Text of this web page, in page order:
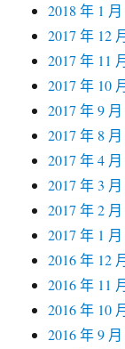
2018 年 1 月
2017 年 12
2017 年 11
2017 年 10
2017 年 9 月
2017 年 8 月
2017 年 4 月
2017 年 3 月
2017 年 2 月
2017 年 1 月
2016 年 12
2016 年 11
2016 年 10
2016 年 9 月